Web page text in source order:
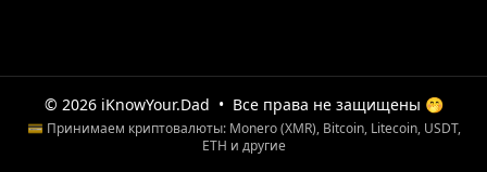
© 2026 iKnowYour.Dad • Все права не защищены 🤭
💳 Принимаем криптовалюты: Monero (XMR), Bitcoin, Litecoin, USDT,
ETH и другие